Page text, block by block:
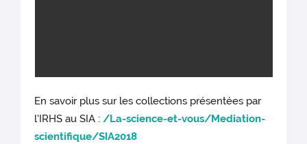
En savoir plus sur les collections présentées par
l'IRHS au SIA :/La-science-et-vous/Mediation-
scientifique/SIA2018